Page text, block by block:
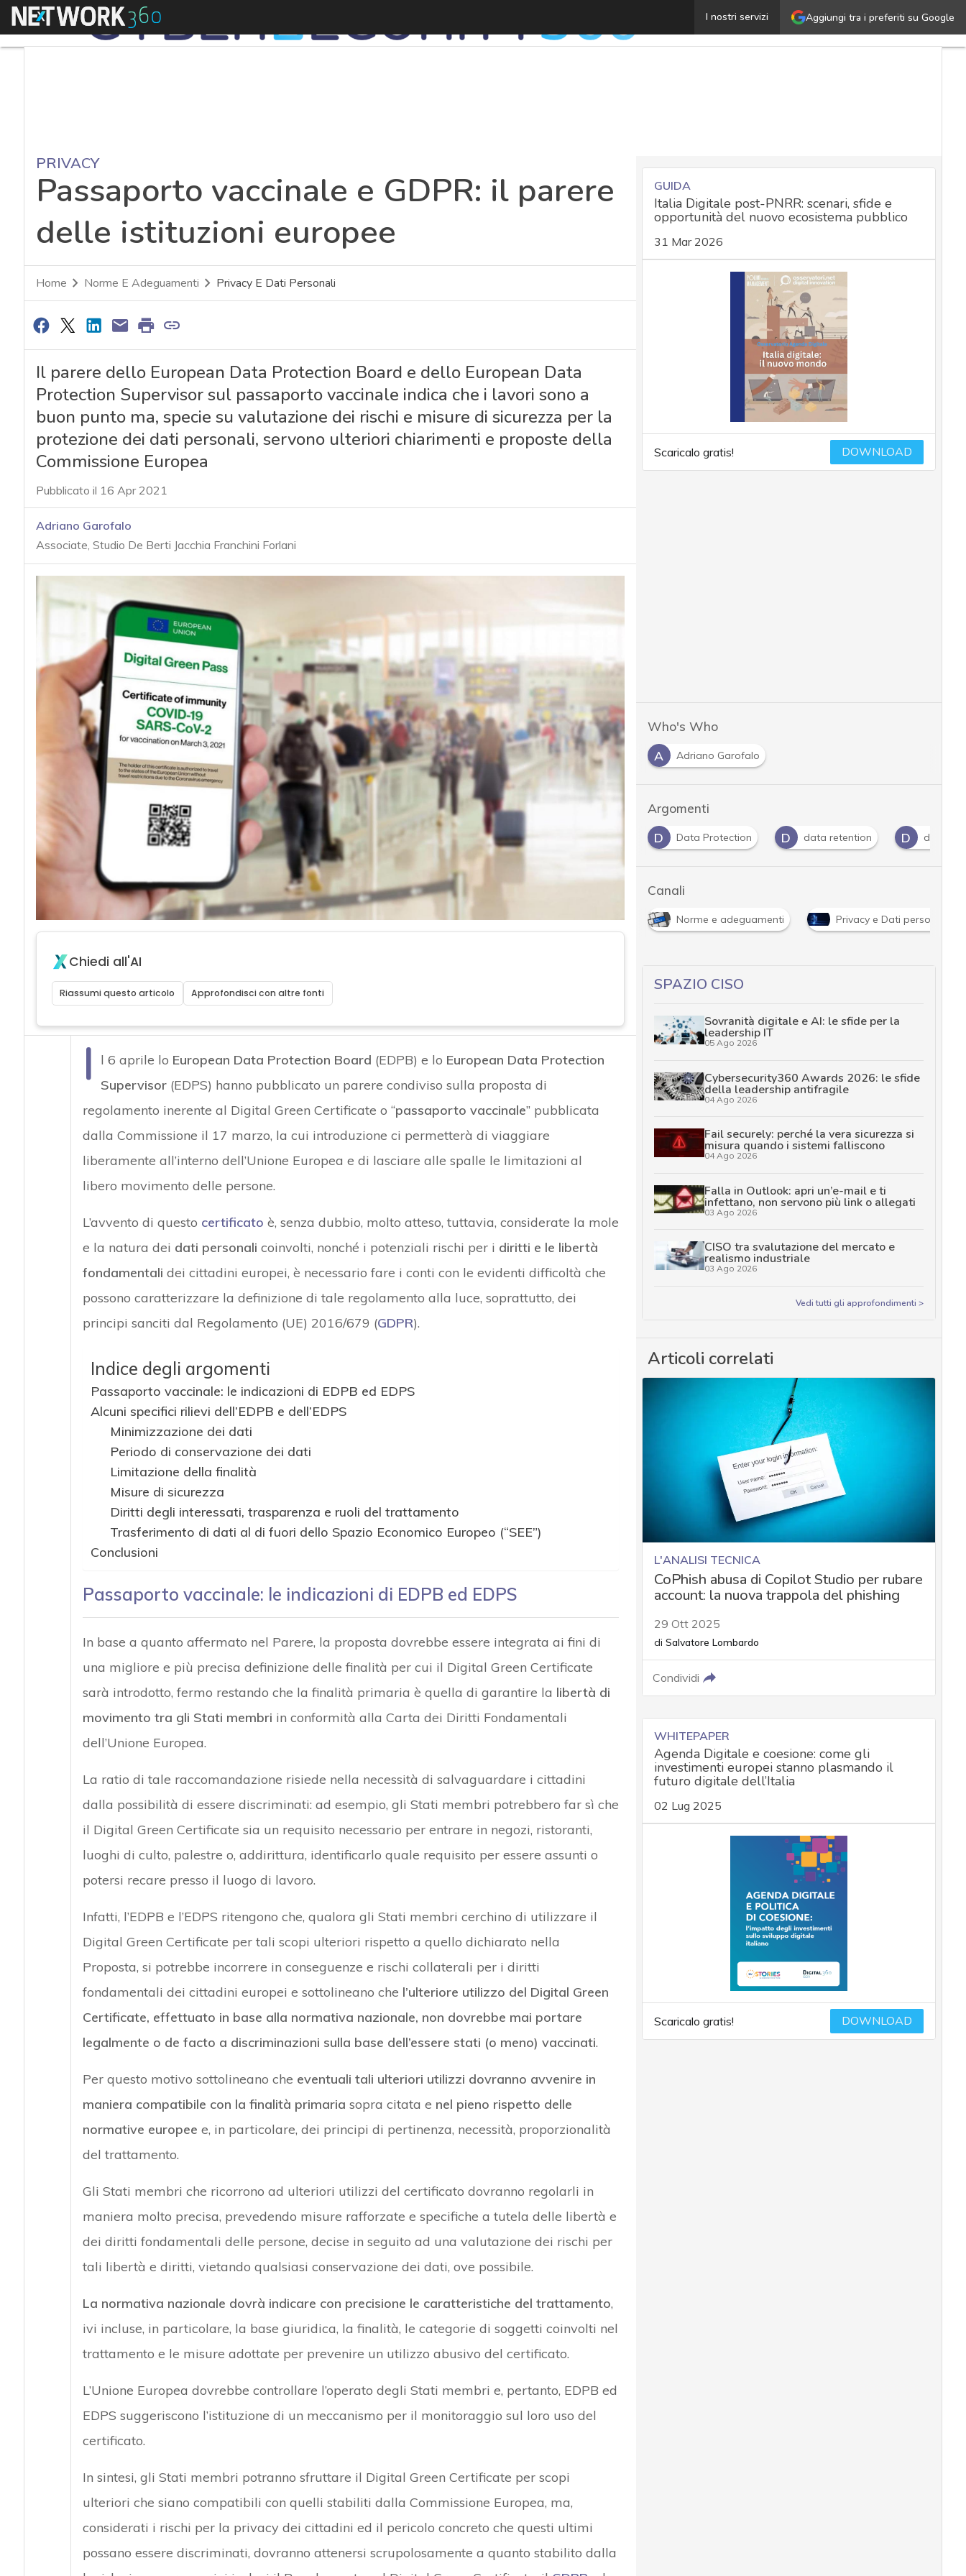
Aggiungi tra i preferiti su Google
I nostri servizi
Menu Passaporto vaccinale e GDPR: il parere delle istituzioni
PRIVACY
Passaporto vaccinale e GDPR: il parere
delle istituzioni europee
Home Norme E Adeguamenti Privacy E Dati Personali
Il parere dello European Data Protection Board e dello European Data
Protection Supervisor sul passaporto vaccinale indica che i lavori sono a
buon punto ma, specie su valutazione dei rischi e misure di sicurezza per la
protezione dei dati personali, servono ulteriori chiarimenti e proposte della
Commissione Europea
Pubblicato il 16 Apr 2021
Adriano Garofalo
Associate, Studio De Berti Jacchia Franchini Forlani
Chiedi all'AI
Riassumi questo articolo Approfondisci con altre fonti
I l 6 aprile lo European Data Protection Board (EDPB) e lo European Data Protection
Supervisor(EDPS) hanno pubblicato un parere condiviso sulla proposta di
regolamento inerente al Digital Green Certificate o “passaporto vaccinale” pubblicata
dalla Commissione il 17 marzo, la cui introduzione ci permetterà di viaggiare
liberamente all’interno dell’Unione Europea e di lasciare alle spalle le limitazioni al
libero movimento delle persone.
L’avvento di questo certificato è, senza dubbio, molto atteso, tuttavia, considerate la mole
e la natura dei dati personali coinvolti, nonché i potenziali rischi per i diritti e le libertà
fondamentali dei cittadini europei, è necessario fare i conti con le evidenti difficoltà che
possono caratterizzare la definizione di tale regolamento alla luce, soprattutto, dei
principi sanciti dal Regolamento (UE) 2016/679 (GDPR).
Indice degli argomenti
Passaporto vaccinale: le indicazioni di EDPB ed EDPS
Alcuni specifici rilievi dell’EDPB e dell’EDPS
Minimizzazione dei dati
Periodo di conservazione dei dati
Limitazione della finalità
Misure di sicurezza
Diritti degli interessati, trasparenza e ruoli del trattamento
Trasferimento di dati al di fuori dello Spazio Economico Europeo (“SEE”)
Conclusioni
Passaporto vaccinale: le indicazioni di EDPB ed EDPS
In base a quanto affermato nel Parere, la proposta dovrebbe essere integrata ai fini di
una migliore e più precisa definizione delle finalità per cui il Digital Green Certificate
sarà introdotto, fermo restando che la finalità primaria è quella di garantire la libertà di
movimento tra gli Stati membri in conformità alla Carta dei Diritti Fondamentali
dell’Unione Europea.
La ratio di tale raccomandazione risiede nella necessità di salvaguardare i cittadini
dalla possibilità di essere discriminati: ad esempio, gli Stati membri potrebbero far sì che
il Digital Green Certificate sia un requisito necessario per entrare in negozi, ristoranti,
luoghi di culto, palestre o, addirittura, identificarlo quale requisito per essere assunti o
potersi recare presso il luogo di lavoro.
Infatti, l’EDPB e l’EDPS ritengono che, qualora gli Stati membri cerchino di utilizzare il
Digital Green Certificate per tali scopi ulteriori rispetto a quello dichiarato nella
Proposta, si potrebbe incorrere in conseguenze e rischi collaterali per i diritti
fondamentali dei cittadini europei e sottolineano che l’ulteriore utilizzo del Digital Green
Certificate, effettuato in base alla normativa nazionale, non dovrebbe mai portare
legalmente o de facto a discriminazioni sulla base dell’essere stati (o meno) vaccinati.
Per questo motivo sottolineano che eventuali tali ulteriori utilizzi dovranno avvenire in
maniera compatibile con la finalità primaria sopra citata e nel pieno rispetto delle
normative europee e, in particolare, dei principi di pertinenza, necessità, proporzionalità
del trattamento.
Gli Stati membri che ricorrono ad ulteriori utilizzi del certificato dovranno regolarli in
maniera molto precisa, prevedendo misure rafforzate e specifiche a tutela delle libertà e
dei diritti fondamentali delle persone, decise in seguito ad una valutazione dei rischi per
tali libertà e diritti, vietando qualsiasi conservazione dei dati, ove possibile.
La normativa nazionale dovrà indicare con precisione le caratteristiche del trattamento,
ivi incluse, in particolare, la base giuridica, la finalità, le categorie di soggetti coinvolti nel
trattamento e le misure adottate per prevenire un utilizzo abusivo del certificato.
L’Unione Europea dovrebbe controllare l’operato degli Stati membri e, pertanto, EDPB ed
EDPS suggeriscono l’istituzione di un meccanismo per il monitoraggio sul loro uso del
certificato.
In sintesi, gli Stati membri potranno sfruttare il Digital Green Certificate per scopi
ulteriori che siano compatibili con quelli stabiliti dalla Commissione Europea, ma,
considerati i rischi per la privacy dei cittadini ed il pericolo concreto che questi ultimi
possano essere discriminati, dovranno attenersi scrupolosamente a quanto stabilito dalla
GUIDA
Italia Digitale post-PNRR: scenari, sfide e
opportunità del nuovo ecosistema pubblico
31 Mar 2026
Scaricalo gratis! DOWNLOAD
Who's Who
A
Adriano Garofalo
Argomenti
D
Data Governance Act D Data Protection D data retention D dati
Canali
News, attualità e analisi Cyber sicurezza e privacy Norme e adeguamenti Privacy e Dati personali
SPAZIO CISO
Sovranità digitale e AI: le sfide per la
leadership IT
05 Ago 2026
Cybersecurity360 Awards 2026: le sfide
della leadership antifragile
04 Ago 2026
Fail securely: perché la vera sicurezza si
misura quando i sistemi falliscono
04 Ago 2026
Falla in Outlook: apri un’e-mail e ti
infettano, non servono più link o allegati
03 Ago 2026
CISO tra svalutazione del mercato e
realismo industriale
03 Ago 2026
Vedi tutti gli approfondimenti >
Articoli correlati
L'ANALISI TECNICA
CoPhish abusa di Copilot Studio per rubare
account: la nuova trappola del phishing
29 Ott 2025
di Salvatore Lombardo
Condividi
WHITEPAPER
Agenda Digitale e coesione: come gli
investimenti europei stanno plasmando il
futuro digitale dell’Italia
02 Lug 2025
Scaricalo gratis! DOWNLOAD